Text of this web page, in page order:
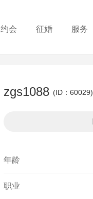
约会 征婚 服务
zgs1088 (ID：60029)
年龄
职业